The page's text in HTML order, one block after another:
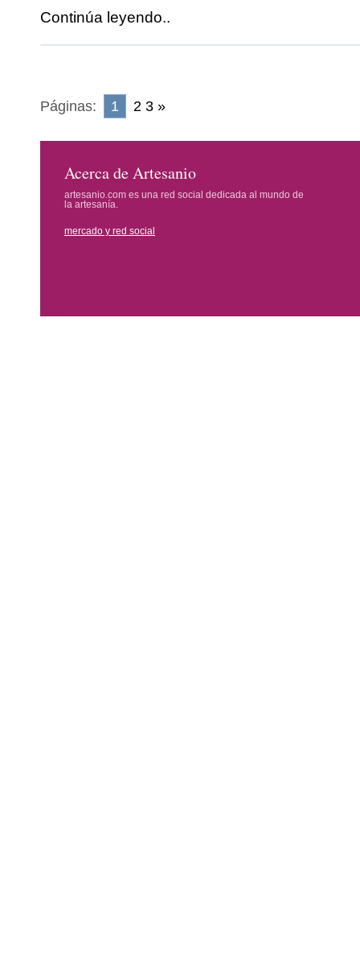
Continúa leyendo..
Páginas: 1 2 3 »
Acerca de Artesanio
artesanio.com es una red social dedicada al mundo de
la artesanía.
mercado y red social